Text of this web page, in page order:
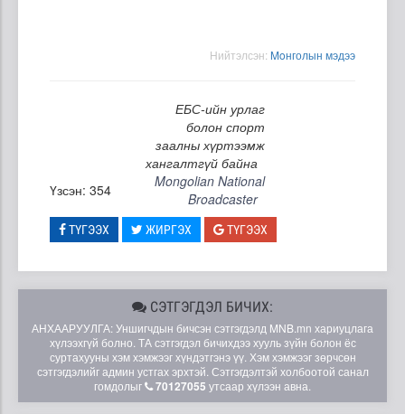
Нийтэлсэн: Moнголын мэдээ
ЕБС-ийн урлаг
болон спорт
заалны хүртээмж
хангалтгүй байна
Үзсэн: 354
Mongolian National
Broadcaster
ТҮГЭЭХ ЖИРГЭХ ТҮГЭЭХ
СЭТГЭГДЭЛ БИЧИХ:
АНХААРУУЛГА: Уншигчдын бичсэн сэтгэгдэлд MNB.mn хариуцлага
хүлээхгүй болно. ТА сэтгэгдэл бичихдээ хууль зүйн болон ёс
суртахууны хэм хэмжээг хүндэтгэнэ үү. Хэм хэмжээг зөрчсөн
сэтгэгдэлийг админ устгах эрхтэй. Сэтгэгдэлтэй холбоотой санал
гомдолыг
70127055 утсаар хүлээн авна.